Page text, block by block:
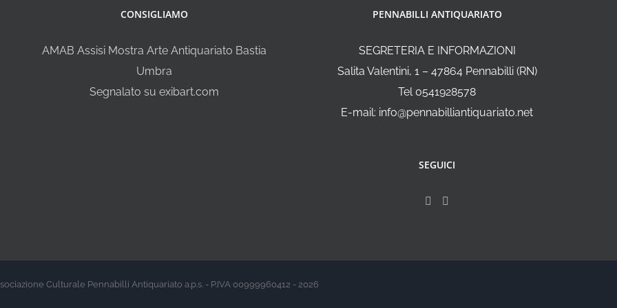
CONSIGLIAMO
AMAB Assisi Mostra Arte Antiquariato Bastia
Umbra
Segnalato su exibart.com
PENNABILLI ANTIQUARIATO
SEGRETERIA E INFORMAZIONI
Salita Valentini, 1 – 47864 Pennabilli (RN)
Tel 0541928578
E-mail: info@pennabilliantiquariato.net
SEGUICI
Culturale Pennabilli Antiquariato a.p.s. - P.IVA 00999960412 - 2026